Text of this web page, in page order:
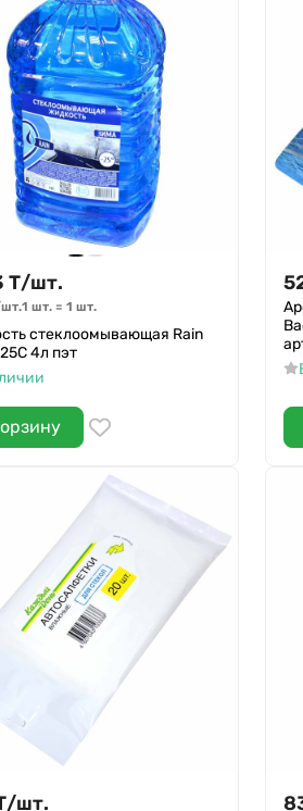
Т/шт.
шт.1 шт. = 1 шт.
стеклоомывающая Rain
4л пэт
/шт.